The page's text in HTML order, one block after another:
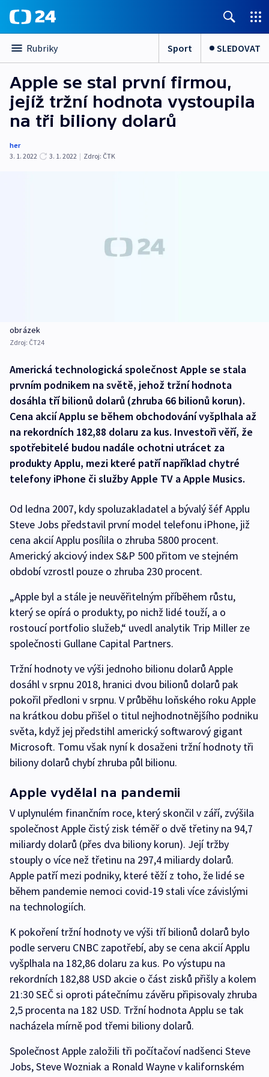
Rubriky Sport SLEDOVAT
Apple se stal první firmou,
jejíž tržní hodnota vystoupila
na tři biliony dolarů
her
3. 1. 2022
3. 1. 2022 | Zdroj: ČTK
obrázek
Zdroj: ČT24
Americká technologická společnost Apple se stala
prvním podnikem na světě, jehož tržní hodnota
dosáhla tří bilionů dolarů (zhruba 66 bilionů korun).
Cena akcií Applu se během obchodování vyšplhala až
na rekordních 182,88 dolaru za kus. Investoři věří, že
spotřebitelé budou nadále ochotni utrácet za
produkty Applu, mezi které patří například chytré
telefony iPhone či služby Apple TV a Apple Musics.
Od ledna 2007, kdy spoluzakladatel a bývalý šéf Applu
Steve Jobs představil první model telefonu iPhone, již
cena akcií Applu posílila o zhruba 5800 procent.
Americký akciový index S&P 500 přitom ve stejném
období vzrostl pouze o zhruba 230 procent.
„Apple byl a stále je neuvěřitelným příběhem růstu,
který se opírá o produkty, po nichž lidé touží, a o
rostoucí portfolio služeb,“ uvedl analytik Trip Miller ze
společnosti Gullane Capital Partners.
Tržní hodnoty ve výši jednoho bilionu dolarů Apple
dosáhl v srpnu 2018, hranici dvou bilionů dolarů pak
pokořil předloni v srpnu. V průběhu loňského roku Apple
na krátkou dobu přišel o titul nejhodnotnějšího podniku
světa, když jej předstihl americký softwarový gigant
Microsoft. Tomu však nyní k dosaženi tržní hodnoty tři
biliony dolarů chybí zhruba půl bilionu.
Apple vydělal na pandemii
V uplynulém finančním roce, který skončil v září, zvýšila
společnost Apple čistý zisk téměř o dvě třetiny na 94,7
miliardy dolarů (přes dva biliony korun). Její tržby
stouply o více než třetinu na 297,4 miliardy dolarů.
Apple patří mezi podniky, které těží z toho, že lidé se
během pandemie nemoci covid-19 stali více závislými
na technologiích.
K pokoření tržní hodnoty ve výši tří bilionů dolarů bylo
podle serveru CNBC zapotřebí, aby se cena akcií Applu
vyšplhala na 182,86 dolaru za kus. Po výstupu na
rekordních 182,88 USD akcie o část zisků přišly a kolem
21:30 SEČ si oproti pátečnímu závěru připisovaly zhruba
2,5 procenta na 182 USD. Tržní hodnota Applu se tak
nacházela mírně pod třemi biliony dolarů.
Společnost Apple založili tři počítačoví nadšenci Steve
Jobs, Steve Wozniak a Ronald Wayne v kalifornském